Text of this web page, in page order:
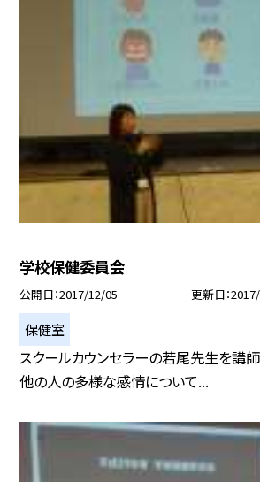
学校保健委員会
公開日 2017/12/05 更新日
保健室
スクールカウンセラーの若尾先生を講
他の人の多様な感情について...